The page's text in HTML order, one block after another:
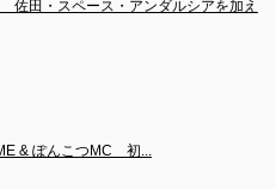
佐田・スペース・アンダルシアを加え
& ぽんこつMC　初...